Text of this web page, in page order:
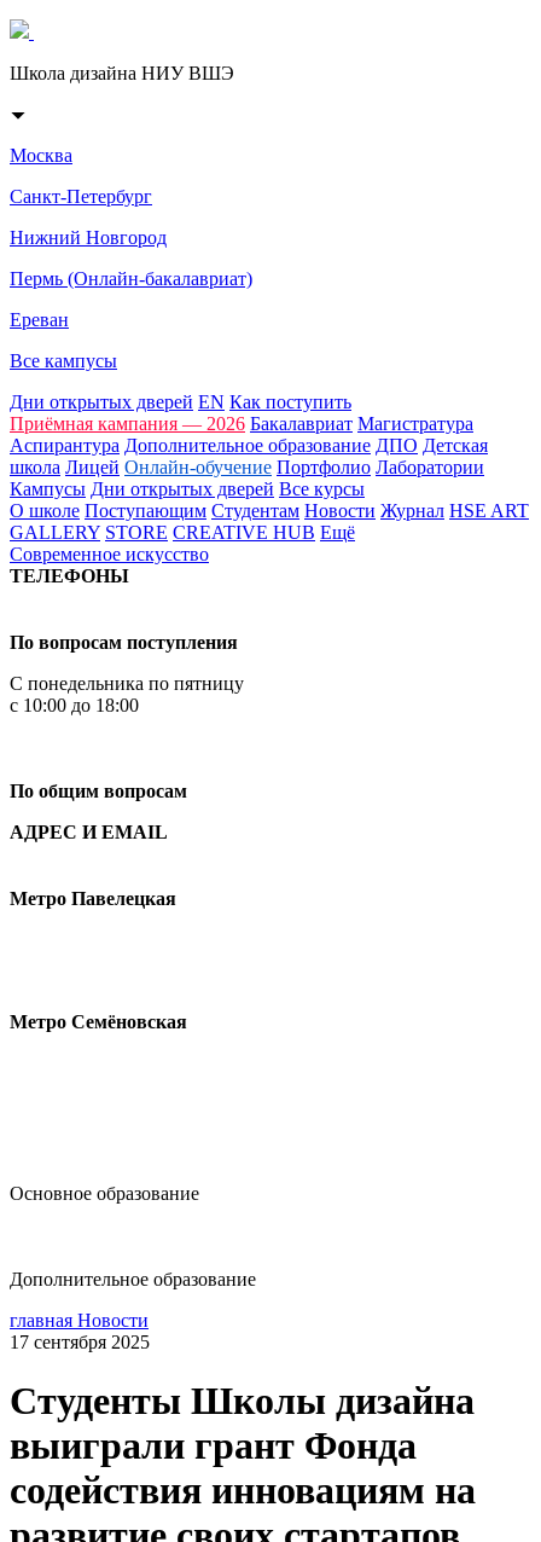
Школа дизайна НИУ ВШЭ
Москва
Санкт-Петербург
Нижний Новгород
Пермь (Онлайн-бакалавриат)
Ереван
Все кампусы
Дни открытых дверей EN Как поступить
Приёмная кампания — 2026 Бакалавриат Магистратура
Аспирантура Дополнительное образование ДПО Детская
школа Лицей Онлайн-обучение Портфолио Лаборатории
Кампусы Дни открытых дверей Все курсы
О школе Поступающим Студентам Новости Журнал HSE ART
GALLERY STORE CREATIVE HUB Ещё
Современное искусство
ТЕЛЕФОНЫ
По вопросам поступления
С понедельника по пятницу
с 10:00 до 18:00
По общим вопросам
АДРЕС И EMAIL
Метро Павелецкая
Метро Семёновская
Основное образование
Дополнительное образование
главная Новости
17 сентября 2025
Студенты Школы дизайна
выиграли грант Фонда
содействия инновациям на